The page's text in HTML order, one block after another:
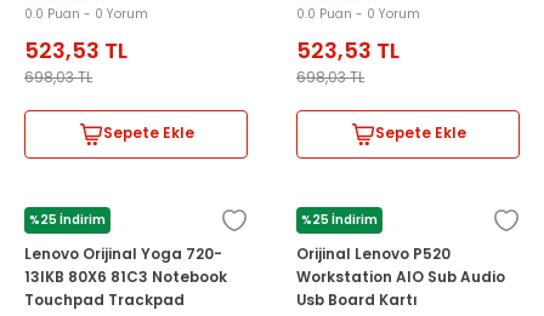
0.0 Puan - 0 Yorum
523,53 TL
698,03TL
Sepete Ekle
0.0 Puan - 0 Yorum
523,53 TL
698,03TL
Sepete Ekle
%25 İndirim
LENOVO
Lenovo Orijinal Yoga 720-
13IKB 80X6 81C3 Notebook
Touchpad Trackpad
%25 İndirim
LENOVO
Orijinal Lenovo P520
Workstation AIO Sub Audio
Usb Board Kartı